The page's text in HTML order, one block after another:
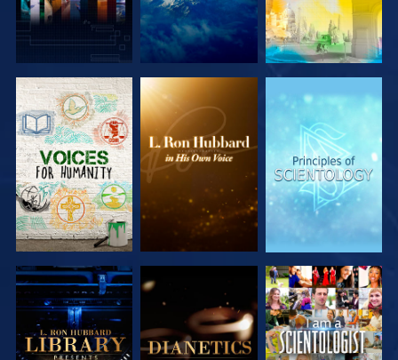
VERKEN DE
SERIE
VERKEN DE
SERIE
VERKEN DE
SERIE
VERKEN DE
SERIE
VERKEN DE
SERIE
KIJK